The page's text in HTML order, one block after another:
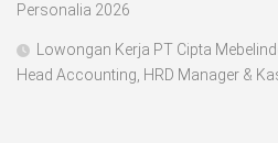
Personalia 2026
Lowongan Kerja PT Cipta
Head Accounting, HRD Manager &